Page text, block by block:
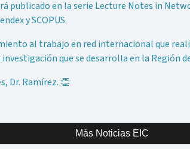
publicado en la serie Lecture Notes in
y SCOPUS.
al trabajo en red internacional que
investigación que se desarrolla en la Región
Dr. Ramírez. 👏
Más Noticias EIC